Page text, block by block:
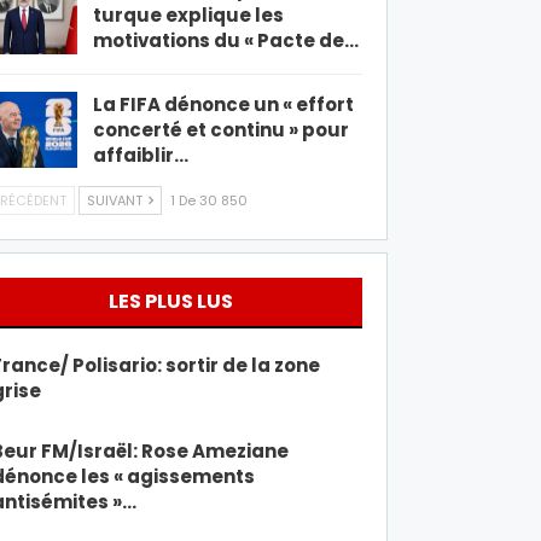
turque explique les
motivations du « Pacte de…
La FIFA dénonce un « effort
concerté et continu » pour
affaiblir…
SUIVANT 1 De 30 850
LES PLUS LUS
Polisario: sortir de la zone
FM/Israël: Rose Ameziane
les « agissements
»…